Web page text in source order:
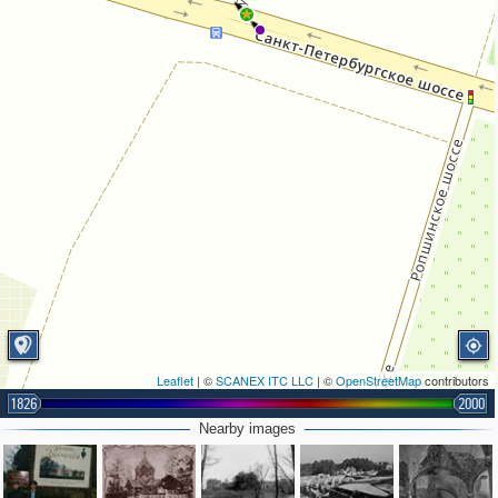
Leaflet | ©SCANEX ITC LLC | ©OpenStreetMapcontributors
1826 2000
Nearby images